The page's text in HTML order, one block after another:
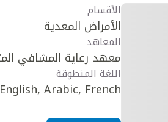
الأقسام
الأمراض المعدية
المعاهد
معهد رعاية المشافي
اللغة المنطوقة
English, Arabic, French